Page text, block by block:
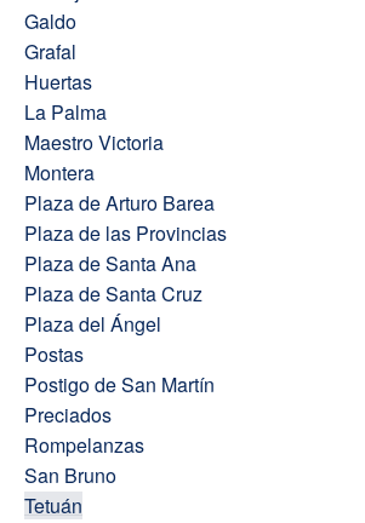
Galdo
Grafal
Huertas
La Palma
Maestro Victoria
Montera
Plaza de Arturo Barea
Plaza de las Provincias
Plaza de Santa Ana
Plaza de Santa Cruz
Plaza del Ángel
Postas
Postigo de San Martín
Preciados
Rompelanzas
San Bruno
Tetuán